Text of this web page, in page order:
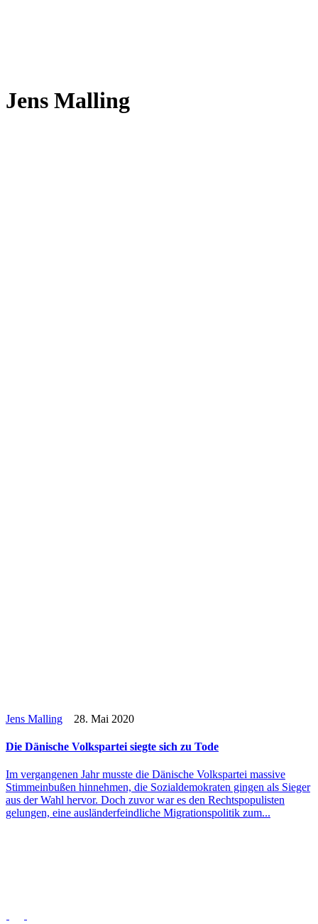
Jens Malling
Jens Malling 28. Mai 2020
Die Däni­sche Volks­par­tei siegte sich zu Tode
Im ver­gan­ge­nen Jahr musste die Däni­sche Volks­par­tei massive
Stimm­ein­bu­ßen hin­neh­men, die Sozi­al­de­mo­kra­ten gingen als Sieger
aus der Wahl hervor. Doch zuvor war es den Rechts­po­pu­lis­ten
gelun­gen, eine aus­län­der­feind­li­che Migra­ti­ons­po­li­tik zum...